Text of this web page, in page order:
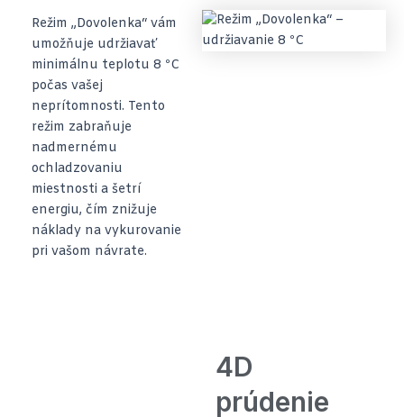
Režim „Dovolenka“ vám
umožňuje udržiavať
minimálnu teplotu 8 ºC
počas vašej
neprítomnosti. Tento
režim zabraňuje
nadmernému
ochladzovaniu
miestnosti a šetrí
energiu, čím znižuje
náklady na vykurovanie
pri vašom návrate.
4D
prúdenie